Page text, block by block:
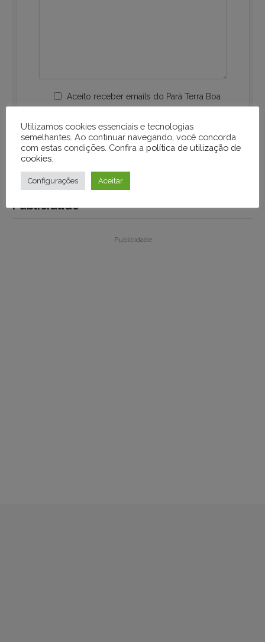
Aceito receber emails do Pará Terra Boa
Publicidade
Publicidade
Utilizamos cookies essenciais e tecnologias
semelhantes. Ao continuar navegando, você concorda
com estas condições. Confira a política de utilização de
cookies
Configurações Aceitar